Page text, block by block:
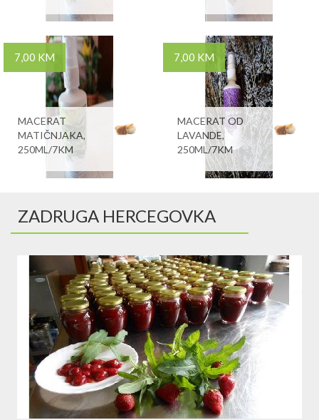
7,00 KM
MACERAT
MATIČNJAKA,
250ML/7KM
7,00 KM
MACERAT OD
LAVANDE,
250ML/7KM
ZADRUGA HERCEGOVKA